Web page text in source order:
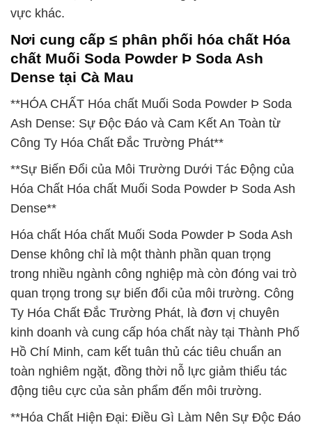
vực khác.
Nơi cung cấp ≤ phân phối hóa chất Hóa
chất Muối Soda Powder Þ Soda Ash
Dense tại Cà Mau
**HÓA CHẤT Hóa chất Muối Soda Powder Þ Soda
Ash Dense: Sự Độc Đáo và Cam Kết An Toàn từ
Công Ty Hóa Chất Đắc Trường Phát**
**Sự Biến Đổi của Môi Trường Dưới Tác Động của
Hóa Chất Hóa chất Muối Soda Powder Þ Soda Ash
Dense**
Hóa chất Hóa chất Muối Soda Powder Þ Soda Ash
Dense không chỉ là một thành phần quan trọng
trong nhiều ngành công nghiệp mà còn đóng vai trò
quan trọng trong sự biến đổi của môi trường. Công
Ty Hóa Chất Đắc Trường Phát, là đơn vị chuyên
kinh doanh và cung cấp hóa chất này tại Thành Phố
Hồ Chí Minh, cam kết tuân thủ các tiêu chuẩn an
toàn nghiêm ngặt, đồng thời nỗ lực giảm thiểu tác
động tiêu cực của sản phẩm đến môi trường.
**Hóa Chất Hiện Đại: Điều Gì Làm Nên Sự Độc Đáo